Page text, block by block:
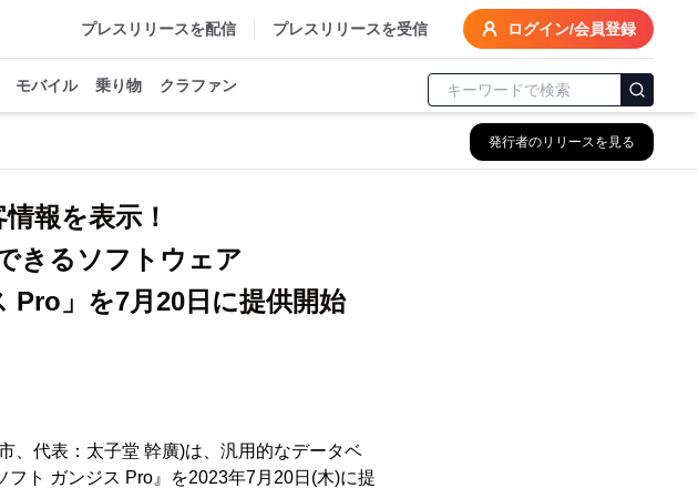
プレスリリースを配信 プレスリリースを受信 ログイン/会員登録
モバイル 乗り物 クラファン
発行者のリリースを見る
報を表示！
きるソフトウェア
Pro」を7月20日に提供開始
、代表：太子堂 幹廣)は、汎用的なデータベ
ト ガンジス Pro』を2023年7月20日(木)に提